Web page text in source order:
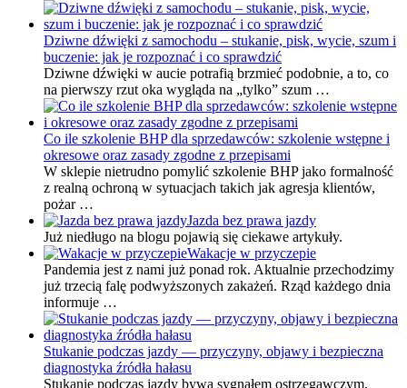
Dziwne dźwięki z samochodu – stukanie, pisk, wycie, szum i
buczenie: jak je rozpoznać i co sprawdzić
Dziwne dźwięki w aucie potrafią brzmieć podobnie, a to, co
na pierwszy rzut oka wygląda na „tylko” szum …
Co ile szkolenie BHP dla sprzedawców: szkolenie wstępne i
okresowe oraz zasady zgodne z przepisami
W sklepie nietrudno pomylić szkolenie BHP jako formalność
z realną ochroną w sytuacjach takich jak agresja klientów,
pożar …
Jazda bez prawa jazdy
Już niedługo na blogu pojawią się ciekawe artykuły.
Wakacje w przyczepie
Pandemia jest z nami już ponad rok. Aktualnie przechodzimy
już trzecią falę podwyższonych zakażeń. Rząd każdego dnia
informuje …
Stukanie podczas jazdy — przyczyny, objawy i bezpieczna
diagnostyka źródła hałasu
Stukanie podczas jazdy bywa sygnałem ostrzegawczym,